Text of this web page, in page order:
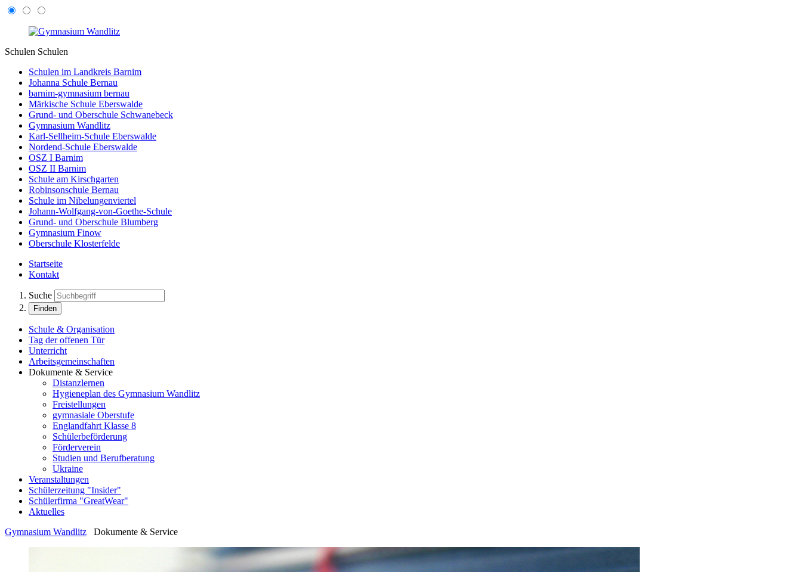
Schulen Schulen
Schulen im Landkreis Barnim
Johanna Schule Bernau
barnim-gymnasium bernau
Märkische Schule Eberswalde
Grund- und Oberschule Schwanebeck
Gymnasium Wandlitz
Karl-Sellheim-Schule Eberswalde
Nordend-Schule Eberswalde
OSZ I Barnim
OSZ II Barnim
Schule am Kirschgarten
Robinsonschule Bernau
Schule im Nibelungenviertel
Johann-Wolfgang-von-Goethe-Schule
Grund- und Oberschule Blumberg
Gymnasium Finow
Oberschule Klosterfelde
Startseite
Kontakt
Suche
Finden
Schule & Organisation
Tag der offenen Tür
Unterricht
Arbeitsgemeinschaften
Dokumente & Service
Distanzlernen
Hygieneplan des Gymnasium Wandlitz
Freistellungen
gymnasiale Oberstufe
Englandfahrt Klasse 8
Schülerbeförderung
Förderverein
Studien und Berufberatung
Ukraine
Veranstaltungen
Schülerzeitung "Insider"
Schülerfirma "GreatWear"
Aktuelles
Gymnasium Wandlitz
Dokumente & Service